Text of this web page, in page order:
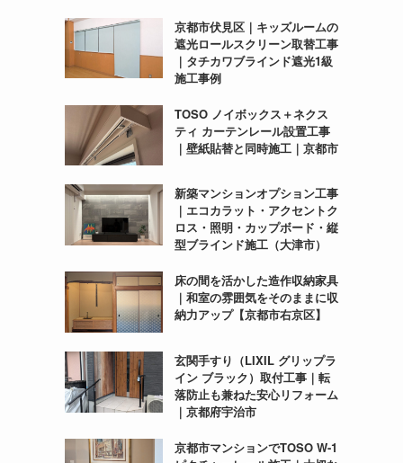
京都市伏見区｜キッズルームの
遮光ロールスクリーン取替工事
｜タチカワブラインド遮光1級
施工事例
TOSO ノイボックス＋ネクス
ティ カーテンレール設置工事
｜壁紙貼替と同時施工｜京都市
新築マンションオプション工事
｜エコカラット・アクセントク
ロス・照明・カップボード・縦
型ブラインド施工（大津市）
床の間を活かした造作収納家具
｜和室の雰囲気をそのままに収
納力アップ【京都市右京区】
玄関手すり（LIXIL グリップラ
イン ブラック）取付工事｜転
落防止も兼ねた安心リフォーム
｜京都府宇治市
京都市マンションでTOSO W-1